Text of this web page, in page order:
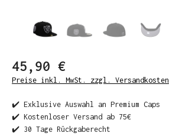
45,90 €
Preise inkl. MwSt. zzgl. Versandkosten
✔️ Exklusive Auswahl an Premium Caps
✔️ Kostenloser Versand ab 75€
✔️ 30 Tage Rückgaberecht